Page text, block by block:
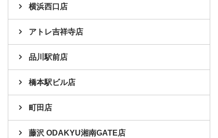
横浜西口店
アトレ吉祥寺店
品川駅前店
橋本駅ビル店
町田店
藤沢 ODAKYU湘南GATE店